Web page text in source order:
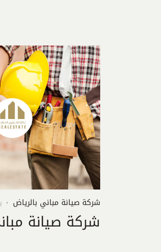
شركة صيانة مباني بالرياض
شركة صيانة